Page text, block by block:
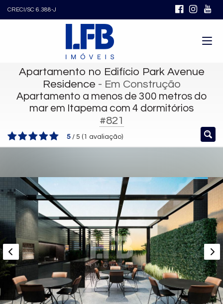
CRECI/SC 6.388-J
Apartamento no Edifício Park Avenue
Residence - Em Construção
Apartamento a menos de 300 metros do
mar em Itapema com 4 dormitórios
#821
5 / 5 ( 1 avaliação)